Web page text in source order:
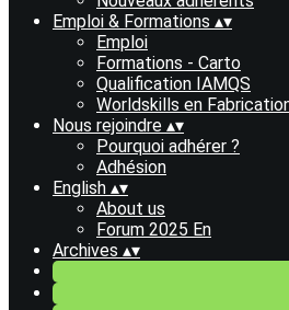
Emploi & Formations ▴▾
Emploi
Formations - Carto
Qualification IAMQS
Worldskills en
Nous rejoindre ▴▾
Pourquoi adhérer ?
Adhésion
English ▴▾
About us
Forum 2025 En
Archives ▴▾